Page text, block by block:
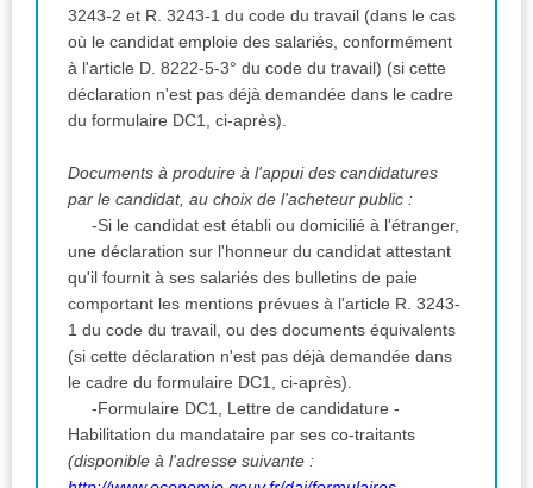
3243-2 et R. 3243-1 du code du travail (dans le cas
où le candidat emploie des salariés, conformément
à l'article D. 8222-5-3° du code du travail) (si cette
déclaration n'est pas déjà demandée dans le cadre
du formulaire DC1, ci-après).
Documents à produire à l'appui des candidatures
par le candidat, au choix de l'acheteur public :
-Si le candidat est établi ou domicilié à l'étranger,
une déclaration sur l'honneur du candidat attestant
qu'il fournit à ses salariés des bulletins de paie
comportant les mentions prévues à l'article R. 3243-
1 du code du travail, ou des documents équivalents
(si cette déclaration n'est pas déjà demandée dans
le cadre du formulaire DC1, ci-après).
-Formulaire DC1, Lettre de candidature -
Habilitation du mandataire par ses co-traitants
(disponible à l'adresse suivante :